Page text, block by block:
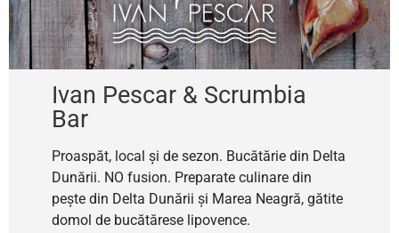
Ivan Pescar & Scrumbia
Bar
Proaspăt, local și de sezon. Bucătărie din Delta
Dunării. NO fusion. Preparate culinare din
pește din Delta Dunării și Marea Neagră, gătite
domol de bucătărese lipovence.